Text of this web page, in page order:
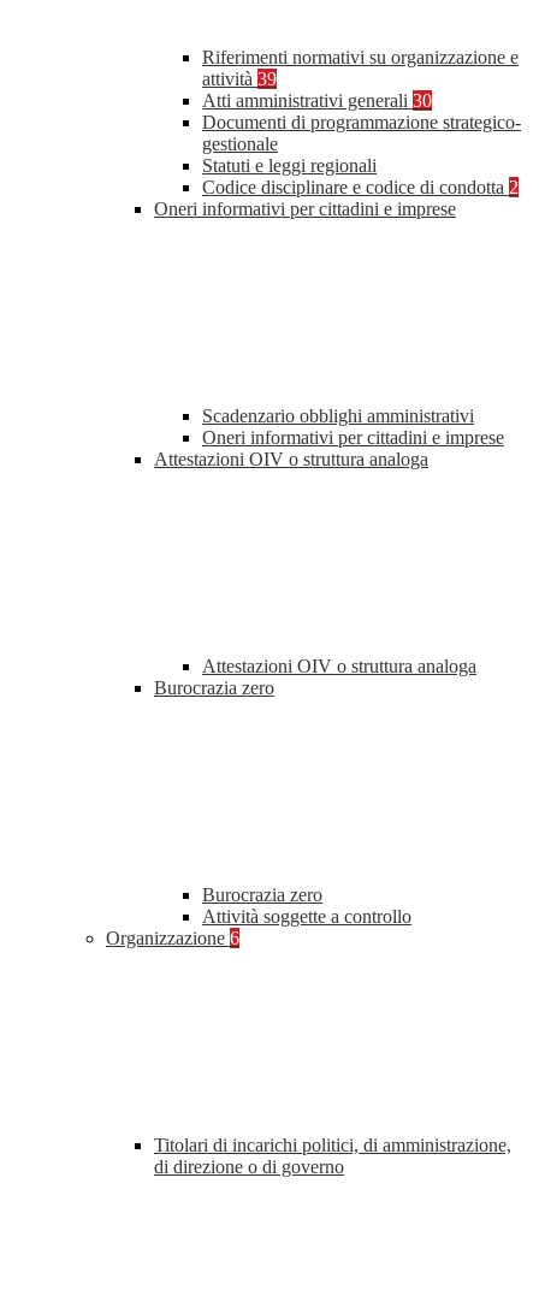
Riferimenti normativi su organizzazione e
attività 39
Atti amministrativi generali 30
Documenti di programmazione strategico-
gestionale
Statuti e leggi regionali
Codice disciplinare e codice di condotta 2
Oneri informativi per cittadini e imprese
Scadenzario obblighi amministrativi
Oneri informativi per cittadini e imprese
Attestazioni OIV o struttura analoga
Attestazioni OIV o struttura analoga
Burocrazia zero
Burocrazia zero
Attività soggette a controllo
Organizzazione 6
Titolari di incarichi politici, di amministrazione,
di direzione o di governo